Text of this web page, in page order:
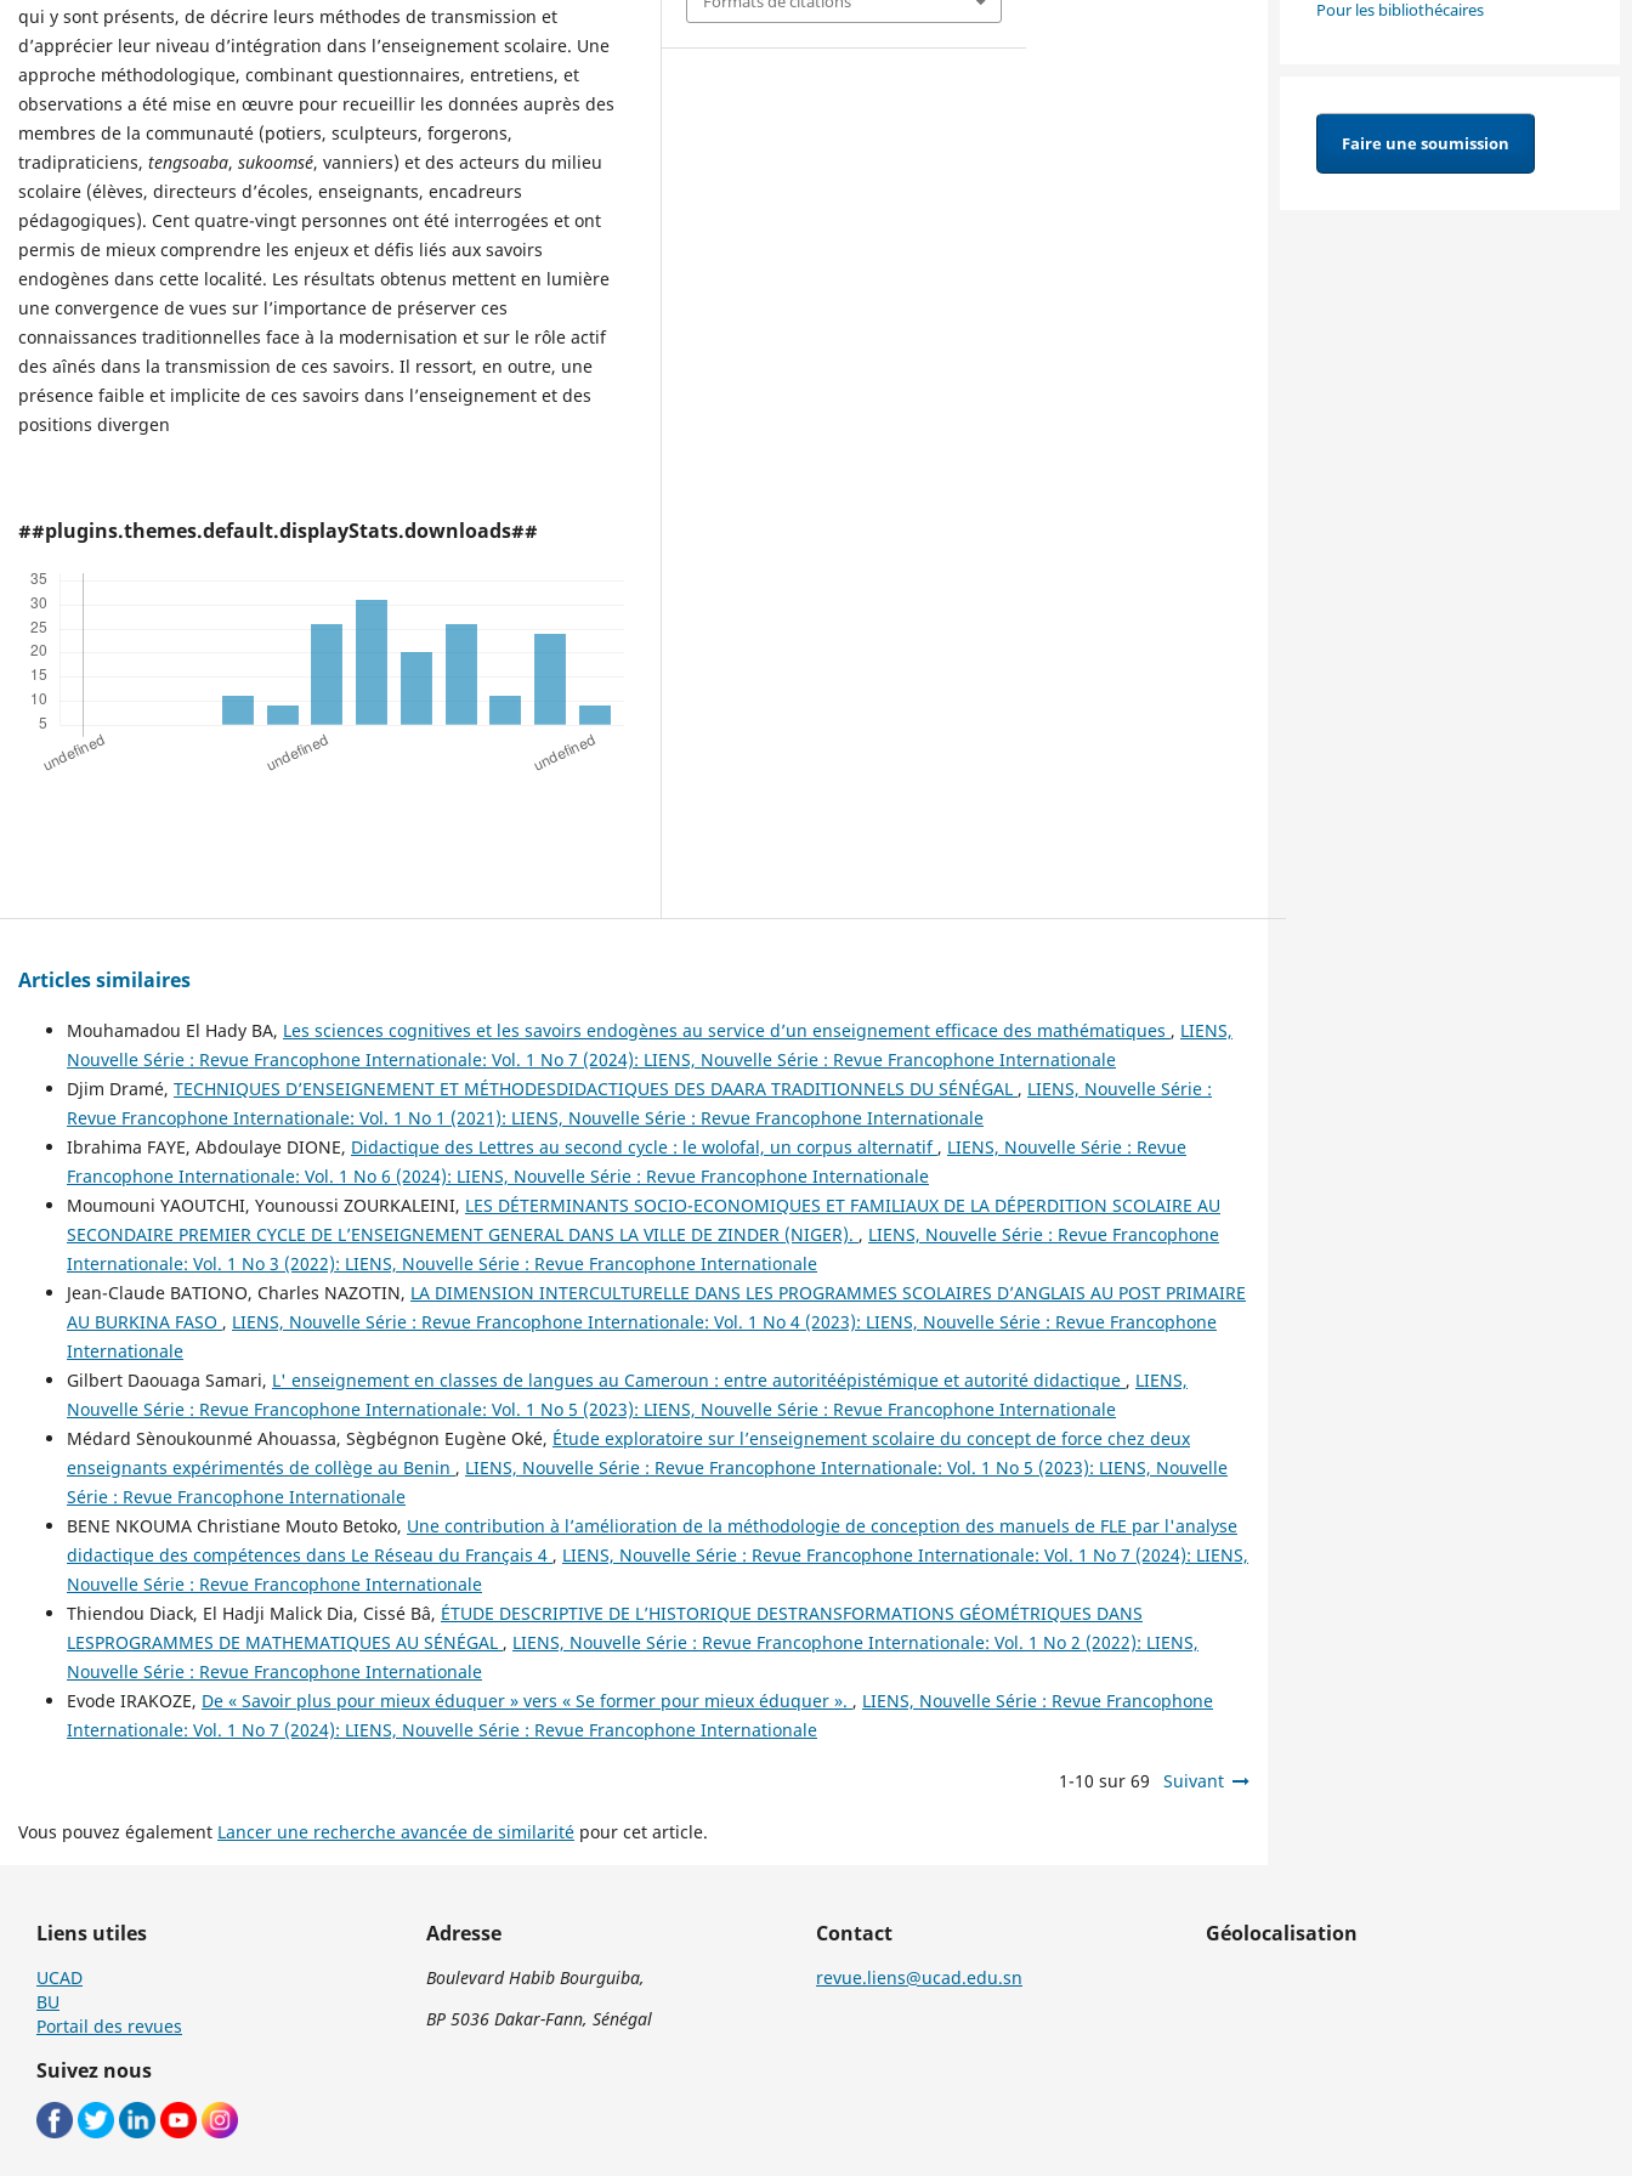
qui y sont présents, de décrire leurs méthodes de transmission et
d’apprécier leur niveau d’intégration dans l’enseignement scolaire. Une
approche méthodologique, combinant questionnaires, entretiens, et
observations a été mise en œuvre pour recueillir les données auprès des
membres de la communauté (potiers, sculpteurs, forgerons,
tradipraticiens, tengsoaba, sukoomsé, vanniers) et des acteurs du milieu
scolaire (élèves, directeurs d’écoles, enseignants, encadreurs
pédagogiques). Cent quatre-vingt personnes ont été interrogées et ont
permis de mieux comprendre les enjeux et défis liés aux savoirs
endogènes dans cette localité. Les résultats obtenus mettent en lumière
une convergence de vues sur l’importance de préserver ces
connaissances traditionnelles face à la modernisation et sur le rôle actif
des aînés dans la transmission de ces savoirs. Il ressort, en outre, une
présence faible et implicite de ces savoirs dans l’enseignement et des
positions divergen
##plugins.themes.default.displayStats.downloads##
Articles similaires
Mouhamadou El Hady BA, Les sciences cognitives et les savoirs endogènes au service d’un enseignement efficace des mathématiques , LIENS,
Nouvelle Série : Revue Francophone Internationale: Vol. 1 No 7 (2024): LIENS, Nouvelle Série : Revue Francophone Internationale
Djim Dramé, TECHNIQUES D’ENSEIGNEMENT ET MÉTHODESDIDACTIQUES DES DAARA TRADITIONNELS DU SÉNÉGAL , LIENS, Nouvelle Série :
Revue Francophone Internationale: Vol. 1 No 1 (2021): LIENS, Nouvelle Série : Revue Francophone Internationale
Ibrahima FAYE, Abdoulaye DIONE, Didactique des Lettres au second cycle : le wolofal, un corpus alternatif , LIENS, Nouvelle Série : Revue
Francophone Internationale: Vol. 1 No 6 (2024): LIENS, Nouvelle Série : Revue Francophone Internationale
Moumouni YAOUTCHI, Younoussi ZOURKALEINI, LES DÉTERMINANTS SOCIO-ECONOMIQUES ET FAMILIAUX DE LA DÉPERDITION SCOLAIRE AU
SECONDAIRE PREMIER CYCLE DE L’ENSEIGNEMENT GENERAL DANS LA VILLE DE ZINDER (NIGER). , LIENS, Nouvelle Série : Revue Francophone
Internationale: Vol. 1 No 3 (2022): LIENS, Nouvelle Série : Revue Francophone Internationale
Jean-Claude BATIONO, Charles NAZOTIN, LA DIMENSION INTERCULTURELLE DANS LES PROGRAMMES SCOLAIRES D’ANGLAIS AU POST PRIMAIRE
AU BURKINA FASO , LIENS, Nouvelle Série : Revue Francophone Internationale: Vol. 1 No 4 (2023): LIENS, Nouvelle Série : Revue Francophone
Internationale
Gilbert Daouaga Samari, L' enseignement en classes de langues au Cameroun : entre autoritéépistémique et autorité didactique , LIENS,
Nouvelle Série : Revue Francophone Internationale: Vol. 1 No 5 (2023): LIENS, Nouvelle Série : Revue Francophone Internationale
Médard Sènoukounmé Ahouassa, Sègbégnon Eugène Oké, Étude exploratoire sur l’enseignement scolaire du concept de force chez deux
enseignants expérimentés de collège au Benin , LIENS, Nouvelle Série : Revue Francophone Internationale: Vol. 1 No 5 (2023): LIENS, Nouvelle
Série : Revue Francophone Internationale
BENE NKOUMA Christiane Mouto Betoko, Une contribution à l’amélioration de la méthodologie de conception des manuels de FLE par l'analyse
didactique des compétences dans Le Réseau du Français 4 , LIENS, Nouvelle Série : Revue Francophone Internationale: Vol. 1 No 7 (2024): LIENS,
Nouvelle Série : Revue Francophone Internationale
Thiendou Diack, El Hadji Malick Dia, Cissé Bâ, ÉTUDE DESCRIPTIVE DE L’HISTORIQUE DESTRANSFORMATIONS GÉOMÉTRIQUES DANS
LESPROGRAMMES DE MATHEMATIQUES AU SÉNÉGAL , LIENS, Nouvelle Série : Revue Francophone Internationale: Vol. 1 No 2 (2022): LIENS,
Nouvelle Série : Revue Francophone Internationale
Evode IRAKOZE, De « Savoir plus pour mieux éduquer » vers « Se former pour mieux éduquer ». , LIENS, Nouvelle Série : Revue Francophone
Internationale: Vol. 1 No 7 (2024): LIENS, Nouvelle Série : Revue Francophone Internationale
1-10 sur 69 Suivant
Vous pouvez également Lancer une recherche avancée de similarité pour cet article.
Pour les bibliothécaires
Faire une soumission
Liens utiles
UCAD
BU
Portail des revues
Suivez nous
Adresse
Boulevard Habib Bourguiba,
BP 5036 Dakar-Fann, Sénégal
Contact
revue.liens@ucad.edu.sn
Géolocalisation